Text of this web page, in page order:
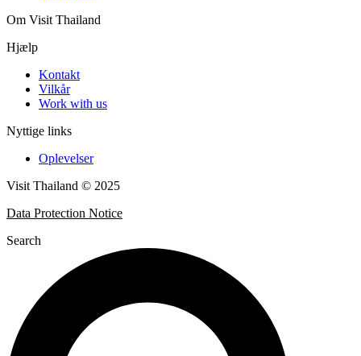
Om Visit Thailand
Hjælp
Kontakt
Vilkår
Work with us
Nyttige links
Oplevelser
Visit Thailand © 2025
Data Protection Notice
Search